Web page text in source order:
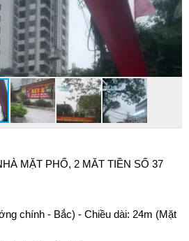
MẶT PHỐ, 2 MĂT TIỀN SỐ 37
chính - Bắc) - Chiều dài: 24m (Mặt